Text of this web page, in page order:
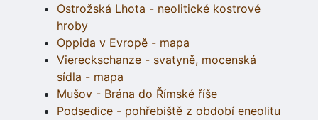
Ostrožská Lhota - neolitické kostrové
hroby
Oppida v Evropě - mapa
Viereckschanze - svatyně, mocenská
sídla - mapa
Mušov - Brána do Římské říše
Podsedice - pohřebiště z období eneolitu